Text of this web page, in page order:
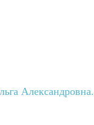
Александровна.